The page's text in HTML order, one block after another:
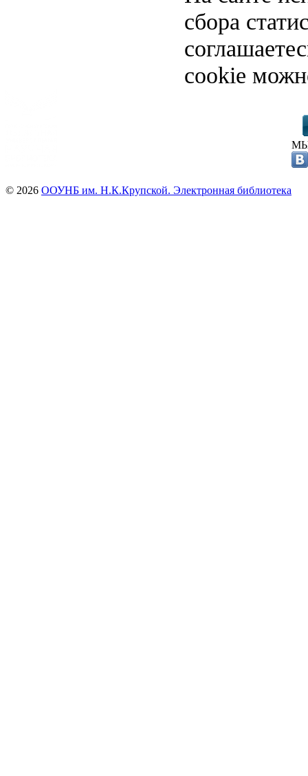
сбора
cookie
© 2026 ООУНБ им. Н.К.Крупской. Электронная библиотека